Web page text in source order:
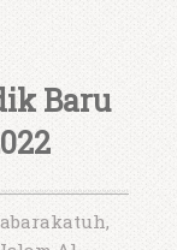
Baru